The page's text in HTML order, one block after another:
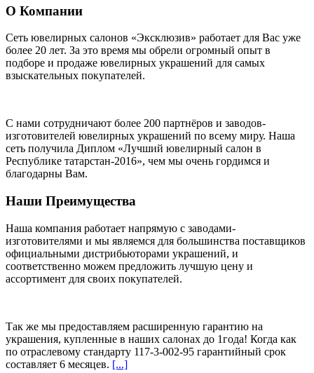
О Компании
Сеть ювелирных салонов «Эксклюзив» работает для Вас уже
более 20 лет. За это время мы обрели огромный опыт в
подборе и продаже ювелирных украшений для самых
взыскательных покупателей.
С нами сотрудничают более 200 партнёров и заводов-
изготовителей ювелирных украшений по всему миру. Наша
сеть получила Диплом «Лучший ювелирный салон в
Республике татарстан-2016», чем мы очень гордимся и
благодарны Вам.
Наши Преимущества
Наша компания работает напрямую с заводами-
изготовителями и мы являемся для большинства поставщиков
официальными дистрибьюторами украшений, и
соответственно можем предложить лучшую цену и
ассортимент для своих покупателей.
Так же мы предоставляем расширенную гарантию на
украшения, купленные в наших салонах до 1года! Когда как
по отраслевому стандарту 117-3-002-95 гарантийный срок
составляет 6 месяцев. [...]